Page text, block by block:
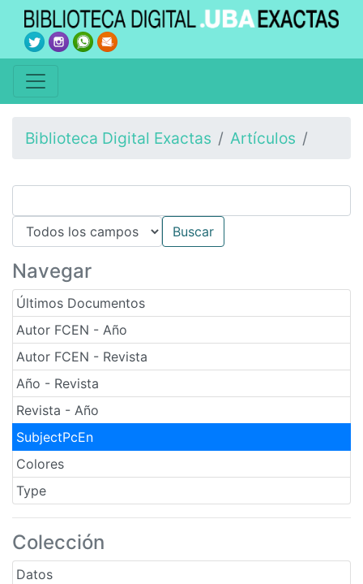
Biblioteca Digital Exactas Artículos
Navegar
Últimos Documentos
Autor FCEN - Año
Autor FCEN - Revista
Año - Revista
Revista - Año
SubjectPcEn
Colores
Type
Colección
Datos